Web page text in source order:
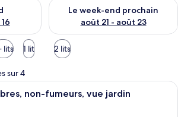
pour ce week-end août 14 - août 16
Le week-end prochain
août 21 - août 23
Vérifier la disponibilité pour
lits 1 lit 2 lits
sur 4
Une chambre moderne avec un
non-fumeurs, vue jardin